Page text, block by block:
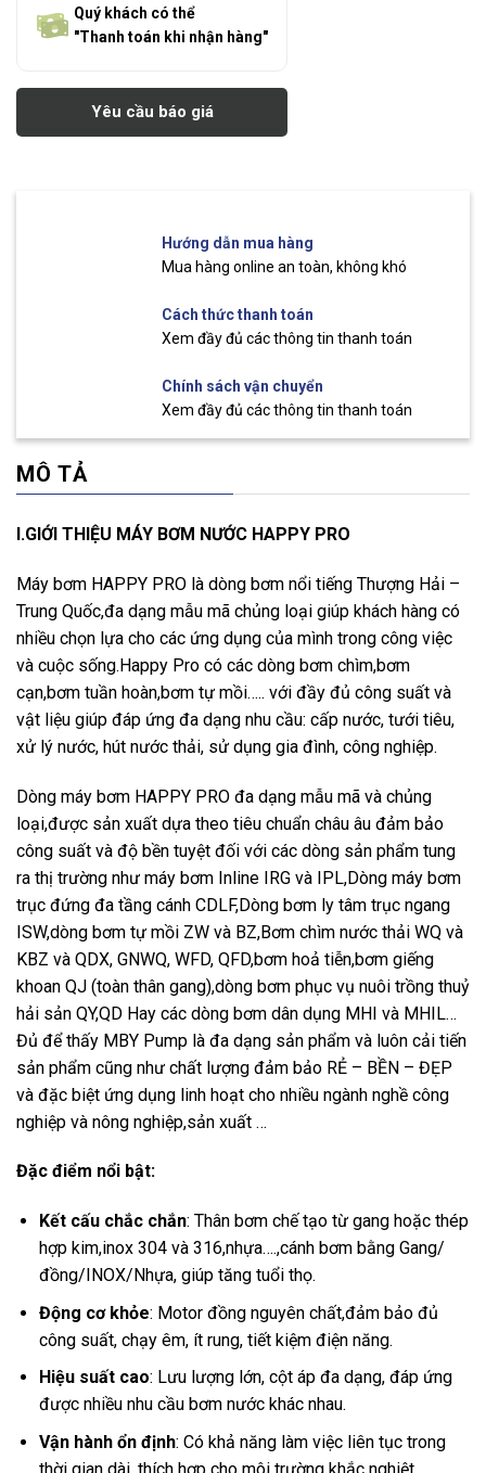
Quý khách có thể
"Thanh toán khi nhận hàng"
Yêu cầu báo giá
Hướng dẫn mua hàng
Mua hàng online an toàn, không khó
Cách thức thanh toán
Xem đầy đủ các thông tin thanh toán
Chính sách vận chuyển
Xem đầy đủ các thông tin thanh toán
MÔ TẢ
I.GIỚI THIỆU MÁY BƠM NƯỚC HAPPY PRO
Máy bơm HAPPY PRO là dòng bơm nổi tiếng Thượng Hải –
Trung Quốc,đa dạng mẫu mã chủng loại giúp khách hàng có
nhiều chọn lựa cho các ứng dụng của mình trong công việc
và cuộc sống.Happy Pro có các dòng bơm chìm,bơm
cạn,bơm tuần hoàn,bơm tự mồi….. với đầy đủ công suất và
vật liệu giúp đáp ứng đa dạng nhu cầu: cấp nước, tưới tiêu,
xử lý nước, hút nước thải, sử dụng gia đình, công nghiệp.
Dòng máy bơm HAPPY PRO đa dạng mẫu mã và chủng
loại,được sản xuất dựa theo tiêu chuẩn châu âu đảm bảo
công suất và độ bền tuyệt đối với các dòng sản phẩm tung
ra thị trường như máy bơm Inline IRG và IPL,Dòng máy bơm
trục đứng đa tầng cánh CDLF,Dòng bơm ly tâm trục ngang
ISW,dòng bơm tự mồi ZW và BZ,Bơm chìm nước thải WQ và
KBZ và QDX, GNWQ, WFD, QFD,bơm hoả tiễn,bơm giếng
khoan QJ (toàn thân gang),dòng bơm phục vụ nuôi trồng thuỷ
hải sản QY,QD Hay các dòng bơm dân dụng MHI và MHIL…
Đủ để thấy MBY Pump là đa dạng sản phẩm và luôn cải tiến
sản phẩm cũng như chất lượng đảm bảo RẺ – BỀN – ĐẸP
và đặc biệt ứng dụng linh hoạt cho nhiều ngành nghề công
nghiệp và nông nghiệp,sản xuất …
Đặc điểm nổi bật:
Kết cấu chắc chắn: Thân bơm chế tạo từ gang hoặc thép
hợp kim,inox 304 và 316,nhựa….,cánh bơm bằng Gang/
đồng/INOX/Nhựa, giúp tăng tuổi thọ.
Động cơ khỏe: Motor đồng nguyên chất,đảm bảo đủ
công suất, chạy êm, ít rung, tiết kiệm điện năng.
Hiệu suất cao: Lưu lượng lớn, cột áp đa dạng, đáp ứng
được nhiều nhu cầu bơm nước khác nhau.
Vận hành ổn định: Có khả năng làm việc liên tục trong